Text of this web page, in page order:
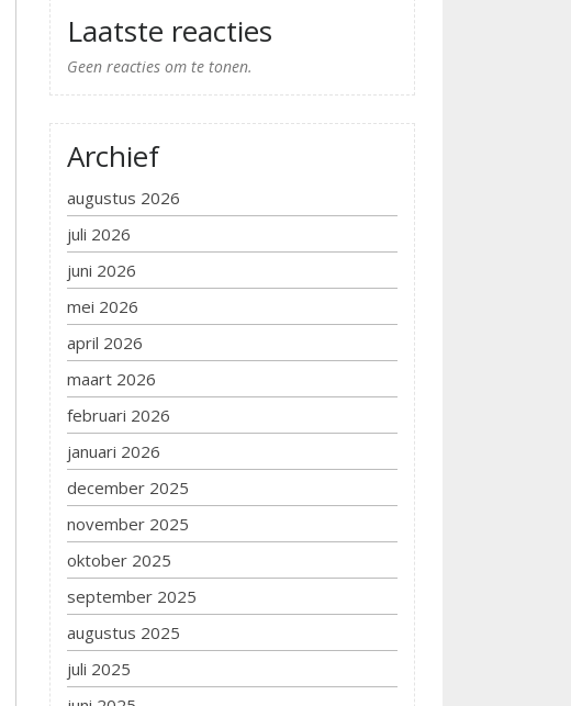
Laatste reacties
Geen reacties om te tonen.
Archief
augustus 2026
juli 2026
juni 2026
mei 2026
april 2026
maart 2026
februari 2026
januari 2026
december 2025
november 2025
oktober 2025
september 2025
augustus 2025
juli 2025